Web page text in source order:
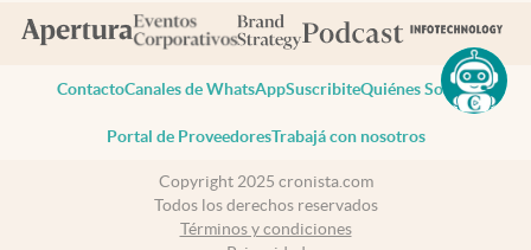
ContactoCanales de WhatsAppSuscribiteQuiénes Somos
Portal de ProveedoresTrabajá con nosotros
Copyright 2025 cronista.com
Todos los derechos reservados
Términos y condiciones